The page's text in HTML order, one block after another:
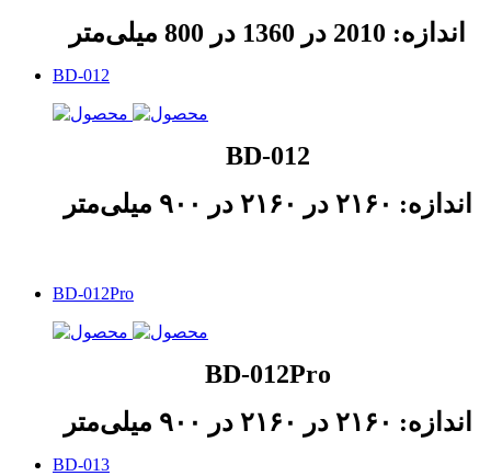
اندازه: 2010 در 1360 در 800 میلی‌متر
BD-012
BD-012
اندازه: ۲۱۶۰ در ۲۱۶۰ در ۹۰۰ میلی‌متر
BD-012Pro
BD-012Pro
اندازه: ۲۱۶۰ در ۲۱۶۰ در ۹۰۰ میلی‌متر
BD-013